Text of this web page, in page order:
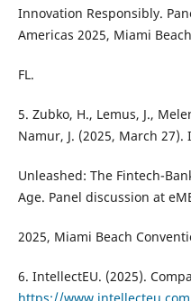
Innovation Responsibly.
Americas 2025, Miami
FL.
5. Zubko, H., Lemus, J.,
Namur, J. (2025, March 27).
Unleashed: The Fintech-
Age. Panel discussion at
2025, Miami Beach
6. IntellectEU. (2025).